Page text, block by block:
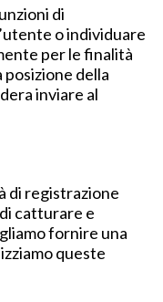
di
o individuare
per le finalità
della
inviare al
di registrazione
catturare e
fornire una
queste